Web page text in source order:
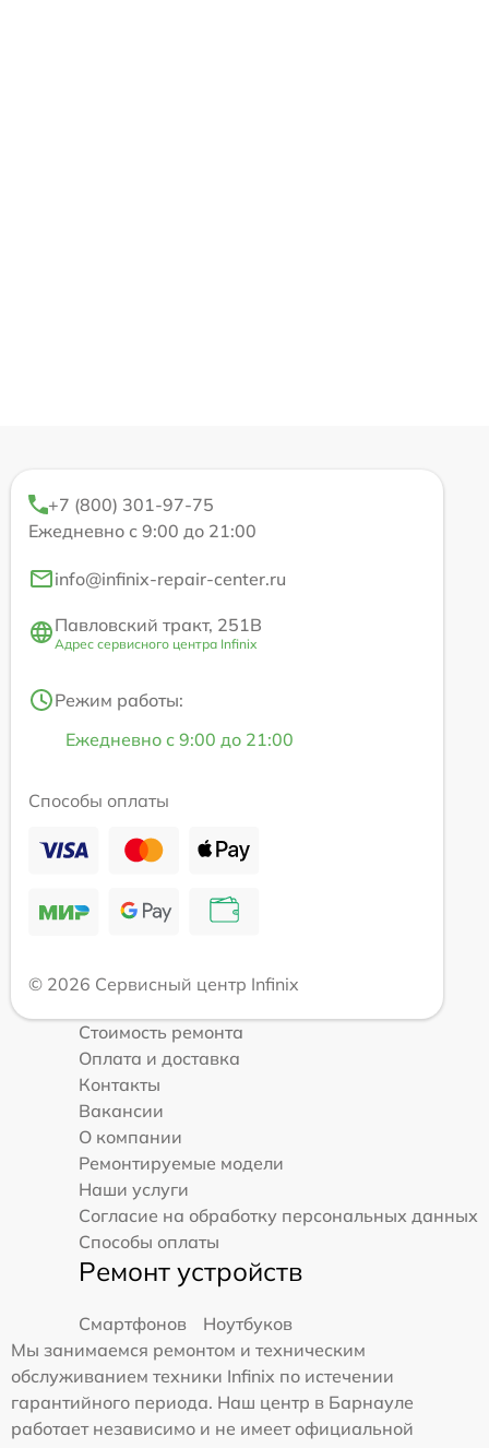
+7 (800) 301-97-75
Ежедневно с 9:00 до 21:00
info@infinix-repair-center.ru
Павловский тракт, 251В
Адрес сервисного центра Infinix
Режим работы:
Ежедневно с 9:00 до 21:00
Способы оплаты
© 2026 Сервисный центр Infinix
Стоимость ремонта
Оплата и доставка
Контакты
Вакансии
О компании
Ремонтируемые модели
Наши услуги
Согласие на обработку персональных данных
Способы оплаты
Ремонт устройств
Смартфонов
Ноутбуков
Мы занимаемся ремонтом и техническим
обслуживанием техники Infinix по истечении
гарантийного периода. Наш центр в Барнауле
работает независимо и не имеет официальной